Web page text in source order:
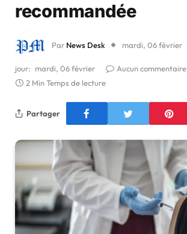
recommandée
Par News Desk mardi, 06 février
jour: mardi, 06 février
Aucun commentaire
2 Min Temps de lecture
Partager